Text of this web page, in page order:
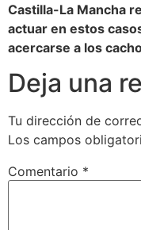
Castilla-La Mancha
actuar en estos
acercarse a los
Deja una
Tu dirección de
Los campos
Comentario *